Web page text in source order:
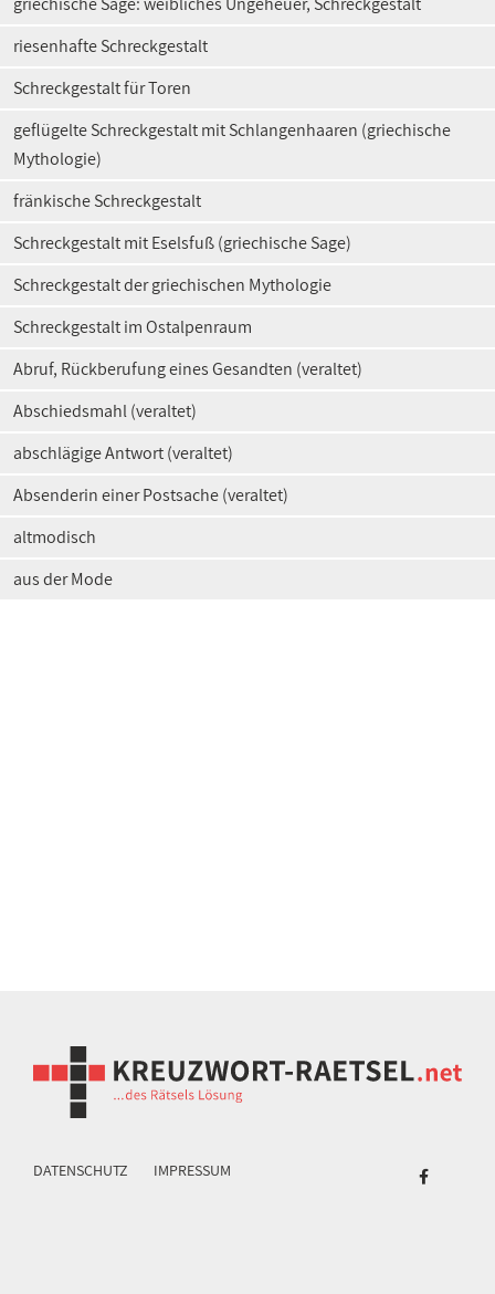
riesenhafte Schreckgestalt
Schreckgestalt für Toren
geflügelte Schreckgestalt mit Schlangenhaaren (griechische
Mythologie)
fränkische Schreckgestalt
Schreckgestalt mit Eselsfuß (griechische Sage)
Schreckgestalt der griechischen Mythologie
Schreckgestalt im Ostalpenraum
Abruf, Rückberufung eines Gesandten (veraltet)
Abschiedsmahl (veraltet)
abschlägige Antwort (veraltet)
Absenderin einer Postsache (veraltet)
altmodisch
aus der Mode
DATENSCHUTZ IMPRESSUM